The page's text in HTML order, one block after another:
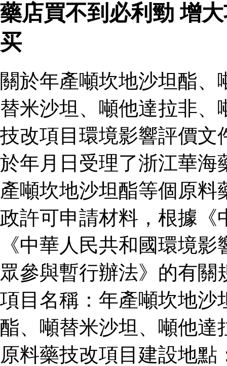
藥店買不到必利勁 增
买
關於年產噸坎地沙坦酯
替米沙坦、噸他達拉非
技改項目環境影響評價文
於年月日受理了浙江華海
產噸坎地沙坦酯等個原
政許可申請材料，根據《
《中華人民共和國環境
眾參與暫行辦法》的有
項目名稱：年產噸坎地沙
酯、噸替米沙坦、噸他達
原料藥技改項目建設地